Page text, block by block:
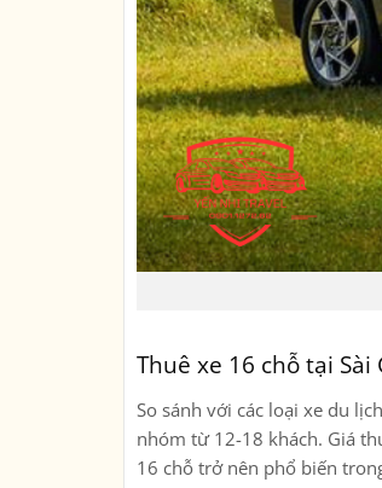
Thuê xe 16 chỗ tại
So sánh với các loại xe du
nhóm từ 12-18 khách. Giá
16 chỗ trở nên phổ biến